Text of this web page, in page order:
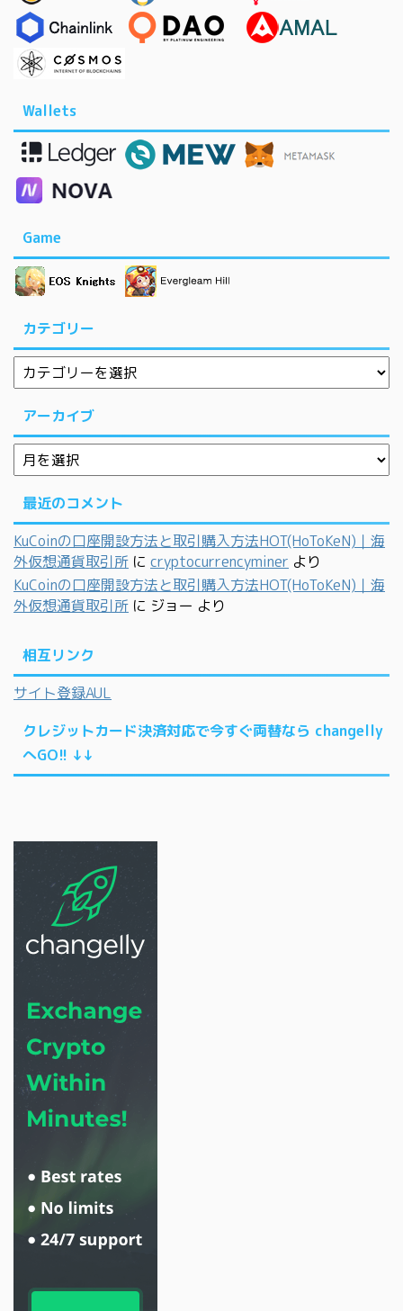
Wallets
Game
カテゴリー
アーカイブ
最近のコメント
KuCoinの口座開設方法と取引購入方法HOT(HoToKeN)｜海
外仮想通貨取引所 に cryptocurrencyminer より
KuCoinの口座開設方法と取引購入方法HOT(HoToKeN)｜海
外仮想通貨取引所 に ジョー より
相互リンク
サイト登録AUL
クレジットカード決済対応で今すぐ両替なら changelly
へGO!! ↓↓